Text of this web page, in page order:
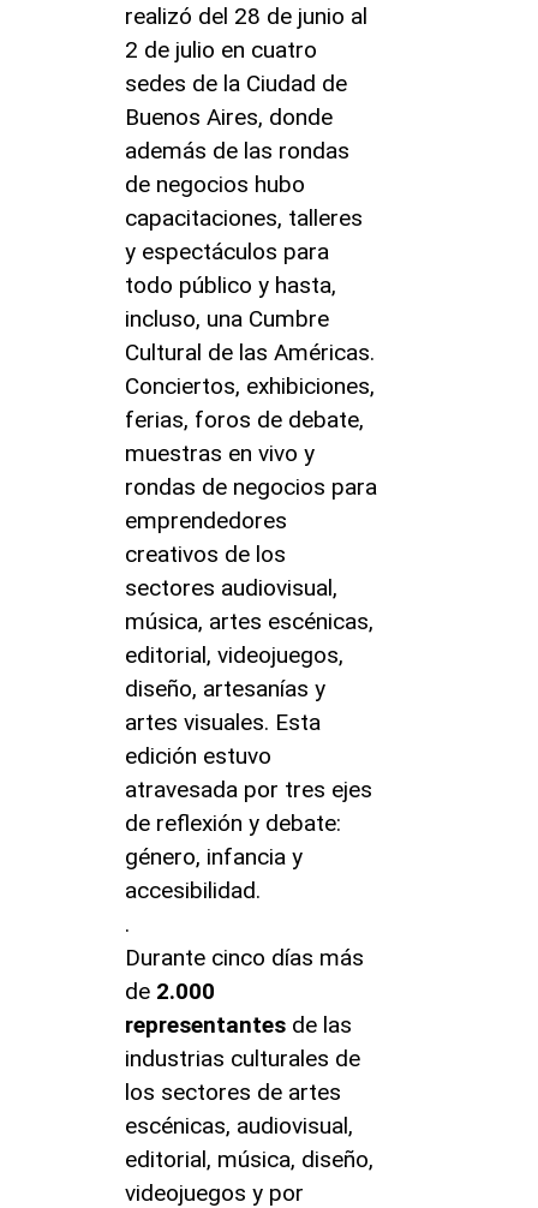
realizó del 28 de junio al
2 de julio en cuatro
sedes de la Ciudad de
Buenos Aires, donde
además de las rondas
de negocios hubo
capacitaciones, talleres
y espectáculos para
todo público y hasta,
incluso, una Cumbre
Cultural de las Américas.
Conciertos, exhibiciones,
ferias, foros de debate,
muestras en vivo y
rondas de negocios para
emprendedores
creativos de los
sectores audiovisual,
música, artes escénicas,
editorial, videojuegos,
diseño, artesanías y
artes visuales. Esta
edición estuvo
atravesada por tres ejes
de reflexión y debate:
género, infancia y
accesibilidad.
.
Durante cinco días más
de 2.000
representantes de las
industrias culturales de
los sectores de artes
escénicas, audiovisual,
editorial, música, diseño,
videojuegos y por